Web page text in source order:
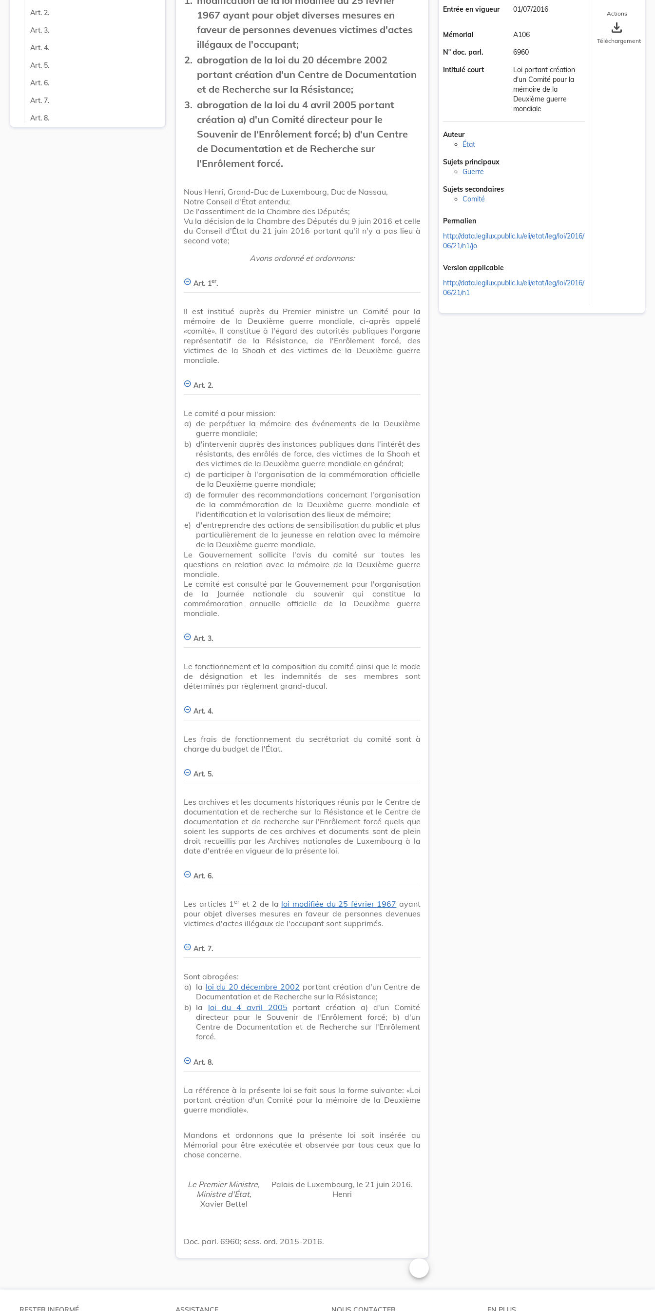
Art. 2.
Art. 3.
Art. 4.
Art. 5.
Art. 6.
Art. 7.
Art. 8.
1967 ayant pour objet diverses mesures en
faveur de personnes devenues victimes d'actes
illégaux de l'occupant;
2. abrogation de la loi du 20 décembre 2002
portant création d'un Centre de Documentation
et de Recherche sur la Résistance;
3. abrogation de la loi du 4 avril 2005 portant
création a) d'un Comité directeur pour le
Souvenir de l'Enrôlement forcé; b) d'un Centre
de Documentation et de Recherche sur
l'Enrôlement forcé.
Nous Henri, Grand-Duc de Luxembourg, Duc de Nassau,
Notre Conseil d'État entendu;
De l'assentiment de la Chambre des Députés;
Vu la décision de la Chambre des Députés du 9 juin 2016 et celle
du Conseil d'État du 21 juin 2016 portant qu'il n'y a pas lieu à
second vote;
Avons ordonné et ordonnons:
Art. 1er.
Il est institué auprès du Premier ministre un Comité pour la
mémoire de la Deuxième guerre mondiale, ci-après appelé
«comité». Il constitue à l'égard des autorités publiques l'organe
représentatif de la Résistance, de l'Enrôlement forcé, des
victimes de la Shoah et des victimes de la Deuxième guerre
mondiale.
Art. 2.
Le comité a pour mission:
a) de perpétuer la mémoire des événements de la Deuxième
guerre mondiale;
b) d'intervenir auprès des instances publiques dans l'intérêt des
résistants, des enrôlés de force, des victimes de la Shoah et
des victimes de la Deuxième guerre mondiale en général;
c) de participer à l'organisation de la commémoration officielle
de la Deuxième guerre mondiale;
d) de formuler des recommandations concernant l'organisation
de la commémoration de la Deuxième guerre mondiale et
l'identification et la valorisation des lieux de mémoire;
e) d'entreprendre des actions de sensibilisation du public et plus
particulièrement de la jeunesse en relation avec la mémoire
de la Deuxième guerre mondiale.
Le Gouvernement sollicite l'avis du comité sur toutes les
questions en relation avec la mémoire de la Deuxième guerre
mondiale.
Le comité est consulté par le Gouvernement pour l'organisation
de la Journée nationale du souvenir qui constitue la
commémoration annuelle officielle de la Deuxième guerre
mondiale.
Art. 3.
Le fonctionnement et la composition du comité ainsi que le mode
de désignation et les indemnités de ses membres sont
déterminés par règlement grand-ducal.
Art. 4.
Les frais de fonctionnement du secrétariat du comité sont à
charge du budget de l'État.
Art. 5.
Les archives et les documents historiques réunis par le Centre de
documentation et de recherche sur la Résistance et le Centre de
documentation et de recherche sur l'Enrôlement forcé quels que
soient les supports de ces archives et documents sont de plein
droit recueillis par les Archives nationales de Luxembourg à la
date d'entrée en vigueur de la présente loi.
Art. 6.
Les articles 1eret 2 de la loi modifiée du 25 février 1967 ayant
pour objet diverses mesures en faveur de personnes devenues
victimes d'actes illégaux de l'occupant sont supprimés.
Art. 7.
Sont abrogées:
a) la loi du 20 décembre 2002 portant création d'un Centre de
Documentation et de Recherche sur la Résistance;
b) la loi du 4 avril 2005 portant création a) d'un Comité
directeur pour le Souvenir de l'Enrôlement forcé; b) d'un
Centre de Documentation et de Recherche sur l'Enrôlement
forcé.
Art. 8.
La référence à la présente loi se fait sous la forme suivante: «Loi
portant création d'un Comité pour la mémoire de la Deuxième
guerre mondiale».
Mandons et ordonnons que la présente loi soit insérée au
Mémorial pour être exécutée et observée par tous ceux que la
chose concerne.
Le Premier Ministre,
Ministre d'État,
Xavier Bettel
Palais de Luxembourg, le 21 juin 2016.
Henri
Doc. parl. 6960; sess. ord. 2015-2016.
Changer la taille du texte
Entrée en vigueur
01/07/2016
Mémorial
A106
N° doc. parl.
6960
Intitulé court
Loi portant création
d'un Comité pour la
mémoire de la
Deuxième guerre
mondiale
Auteur
État
Sujets principaux
Guerre
Sujets secondaires
Comité
Permalien
http://data.legilux.public.lu/eli/etat/leg/loi/2016/
06/21/n1/jo
Version applicable
http://data.legilux.public.lu/eli/etat/leg/loi/2016/
06/21/n1
Actions
save_alt
Téléchargement